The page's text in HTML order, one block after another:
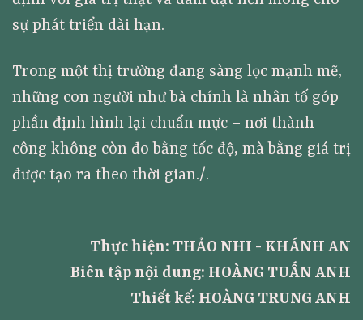
Trong một thị trường đang sàng lọc mạnh mẽ,
những con người như bà chính là nhân tố góp
phần định hình lại chuẩn mực – nơi thành
công không còn đo bằng tốc độ, mà bằng giá trị
được tạo ra theo thời gian./.
Thực hiện: THẢO NHI - KHÁNH AN
Biên tập nội dung: HOÀNG TUẤN ANH
Thiết kế: HOÀNG TRUNG ANH